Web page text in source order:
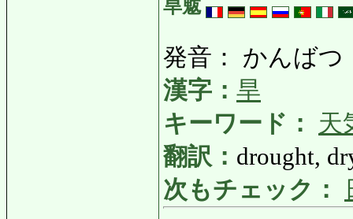
旱魃
発音： かんばつ
漢字： 旱
キーワード：
天
翻訳： drought,
次もチェック：